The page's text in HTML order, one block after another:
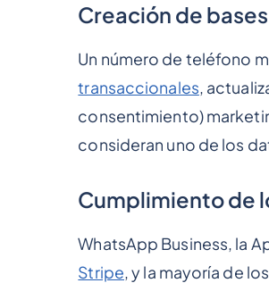
Creación de
Un número de teléfono
transaccionales,
consentimiento)
consideran uno de los
Cumplimiento de
WhatsApp Business, la
Stripe, y la mayoría de